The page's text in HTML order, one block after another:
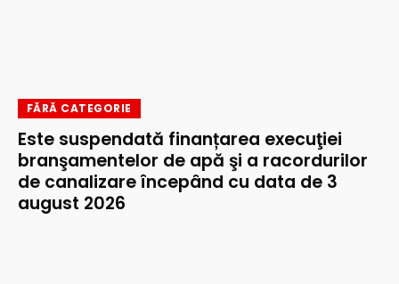
FĂRĂ CATEGORIE
Este suspendată finanțarea execuţiei
branşamentelor de apă şi a racordurilor
de canalizare începând cu data de 3
august 2026